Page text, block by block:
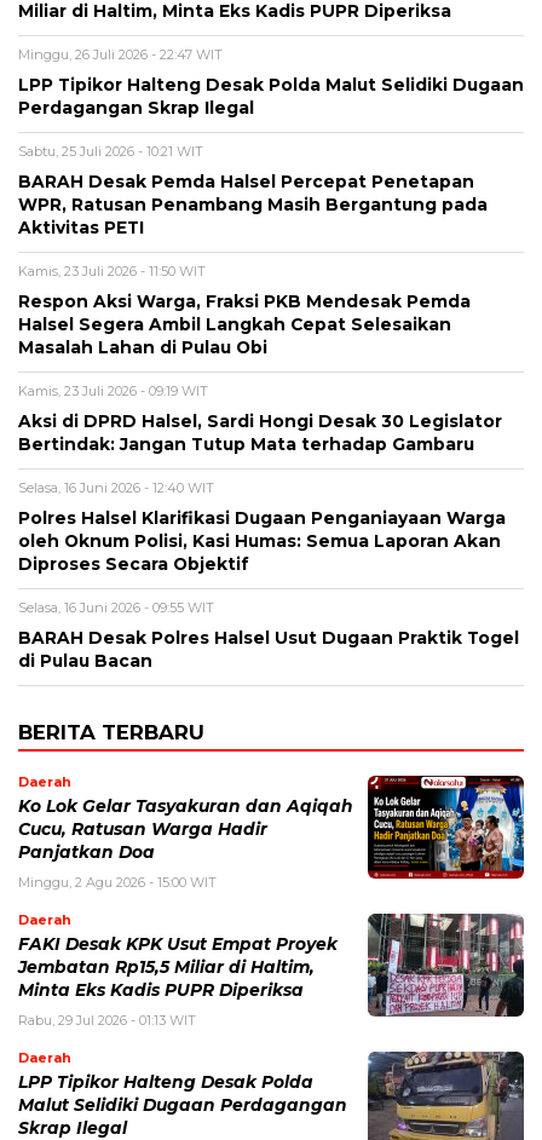
Miliar di Haltim, Minta Eks Kadis PUPR Diperiksa
Minggu, 26 Juli 2026 - 22:47 WIT
LPP Tipikor Halteng Desak Polda Malut Selidiki Dugaan
Perdagangan Skrap Ilegal
Sabtu, 25 Juli 2026 - 10:21 WIT
BARAH Desak Pemda Halsel Percepat Penetapan
WPR, Ratusan Penambang Masih Bergantung pada
Aktivitas PETI
Kamis, 23 Juli 2026 - 11:50 WIT
Respon Aksi Warga, Fraksi PKB Mendesak Pemda
Halsel Segera Ambil Langkah Cepat Selesaikan
Masalah Lahan di Pulau Obi
Kamis, 23 Juli 2026 - 09:19 WIT
Aksi di DPRD Halsel, Sardi Hongi Desak 30 Legislator
Bertindak: Jangan Tutup Mata terhadap Gambaru
Selasa, 16 Juni 2026 - 12:40 WIT
Polres Halsel Klarifikasi Dugaan Penganiayaan Warga
oleh Oknum Polisi, Kasi Humas: Semua Laporan Akan
Diproses Secara Objektif
Selasa, 16 Juni 2026 - 09:55 WIT
BARAH Desak Polres Halsel Usut Dugaan Praktik Togel
di Pulau Bacan
BERITA TERBARU
Daerah
Ko Lok Gelar Tasyakuran dan Aqiqah
Cucu, Ratusan Warga Hadir
Panjatkan Doa
Minggu, 2 Agu 2026 - 15:00 WIT
Daerah
FAKI Desak KPK Usut Empat Proyek
Jembatan Rp15,5 Miliar di Haltim,
Minta Eks Kadis PUPR Diperiksa
Rabu, 29 Jul 2026 - 01:13 WIT
Daerah
LPP Tipikor Halteng Desak Polda
Malut Selidiki Dugaan Perdagangan
Skrap Ilegal